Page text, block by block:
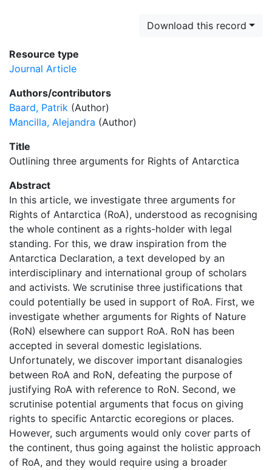
Download this record
Resource type
Journal Article
Authors/contributors
Baard, Patrik (Author)
Mancilla, Alejandra (Author)
Title
Outlining three arguments for Rights of Antarctica
Abstract
In this article, we investigate three arguments for
Rights of Antarctica (RoA), understood as recognising
the whole continent as a rights-holder with legal
standing. For this, we draw inspiration from the
Antarctica Declaration, a text developed by an
interdisciplinary and international group of scholars
and activists. We scrutinise three justifications that
could potentially be used in support of RoA. First, we
investigate whether arguments for Rights of Nature
(RoN) elsewhere can support RoA. RoN has been
accepted in several domestic legislations.
Unfortunately, we discover important disanalogies
between RoA and RoN, defeating the purpose of
justifying RoA with reference to RoN. Second, we
scrutinise potential arguments that focus on giving
rights to specific Antarctic ecoregions or places.
However, such arguments would only cover parts of
the continent, thus going against the holistic approach
of RoA, and they would require using a broader